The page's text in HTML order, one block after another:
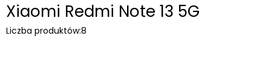
Xiaomi Redmi Note 13 5G
Liczba produktów:8